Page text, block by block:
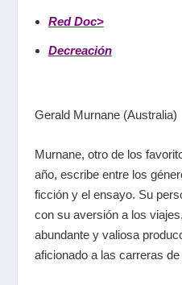
Red Doc>
Decreación
Gerald Murnane (Australia)
Murnane, otro de los
año, escribe entre los
ficción y el ensayo. Su
con su aversión a los
abundante y valiosa
aficionado a las carreras